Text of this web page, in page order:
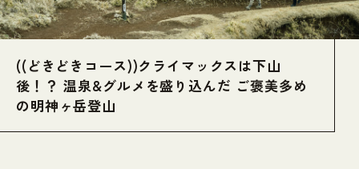
((どきどきコース))クライマックスは下山
後！？ 温泉&グルメを盛り込んだ ご褒美多め
の明神ヶ岳登山